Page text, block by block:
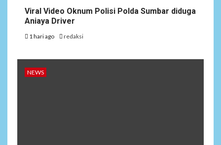
Viral Video Oknum Polisi Polda Sumbar diduga
Aniaya Driver
1 hari ago redaksi
NEWS